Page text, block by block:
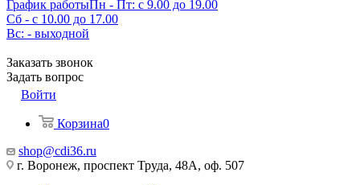
График работыПн - Пт: с 9.00 до 19.00
Сб - с 10.00 до 17.00
Вс: - выходной
Заказать звонок
Задать вопрос
Войти
Корзина0
shop@cdi36.ru
г. Воронеж, проспект Труда, 48А, оф. 507